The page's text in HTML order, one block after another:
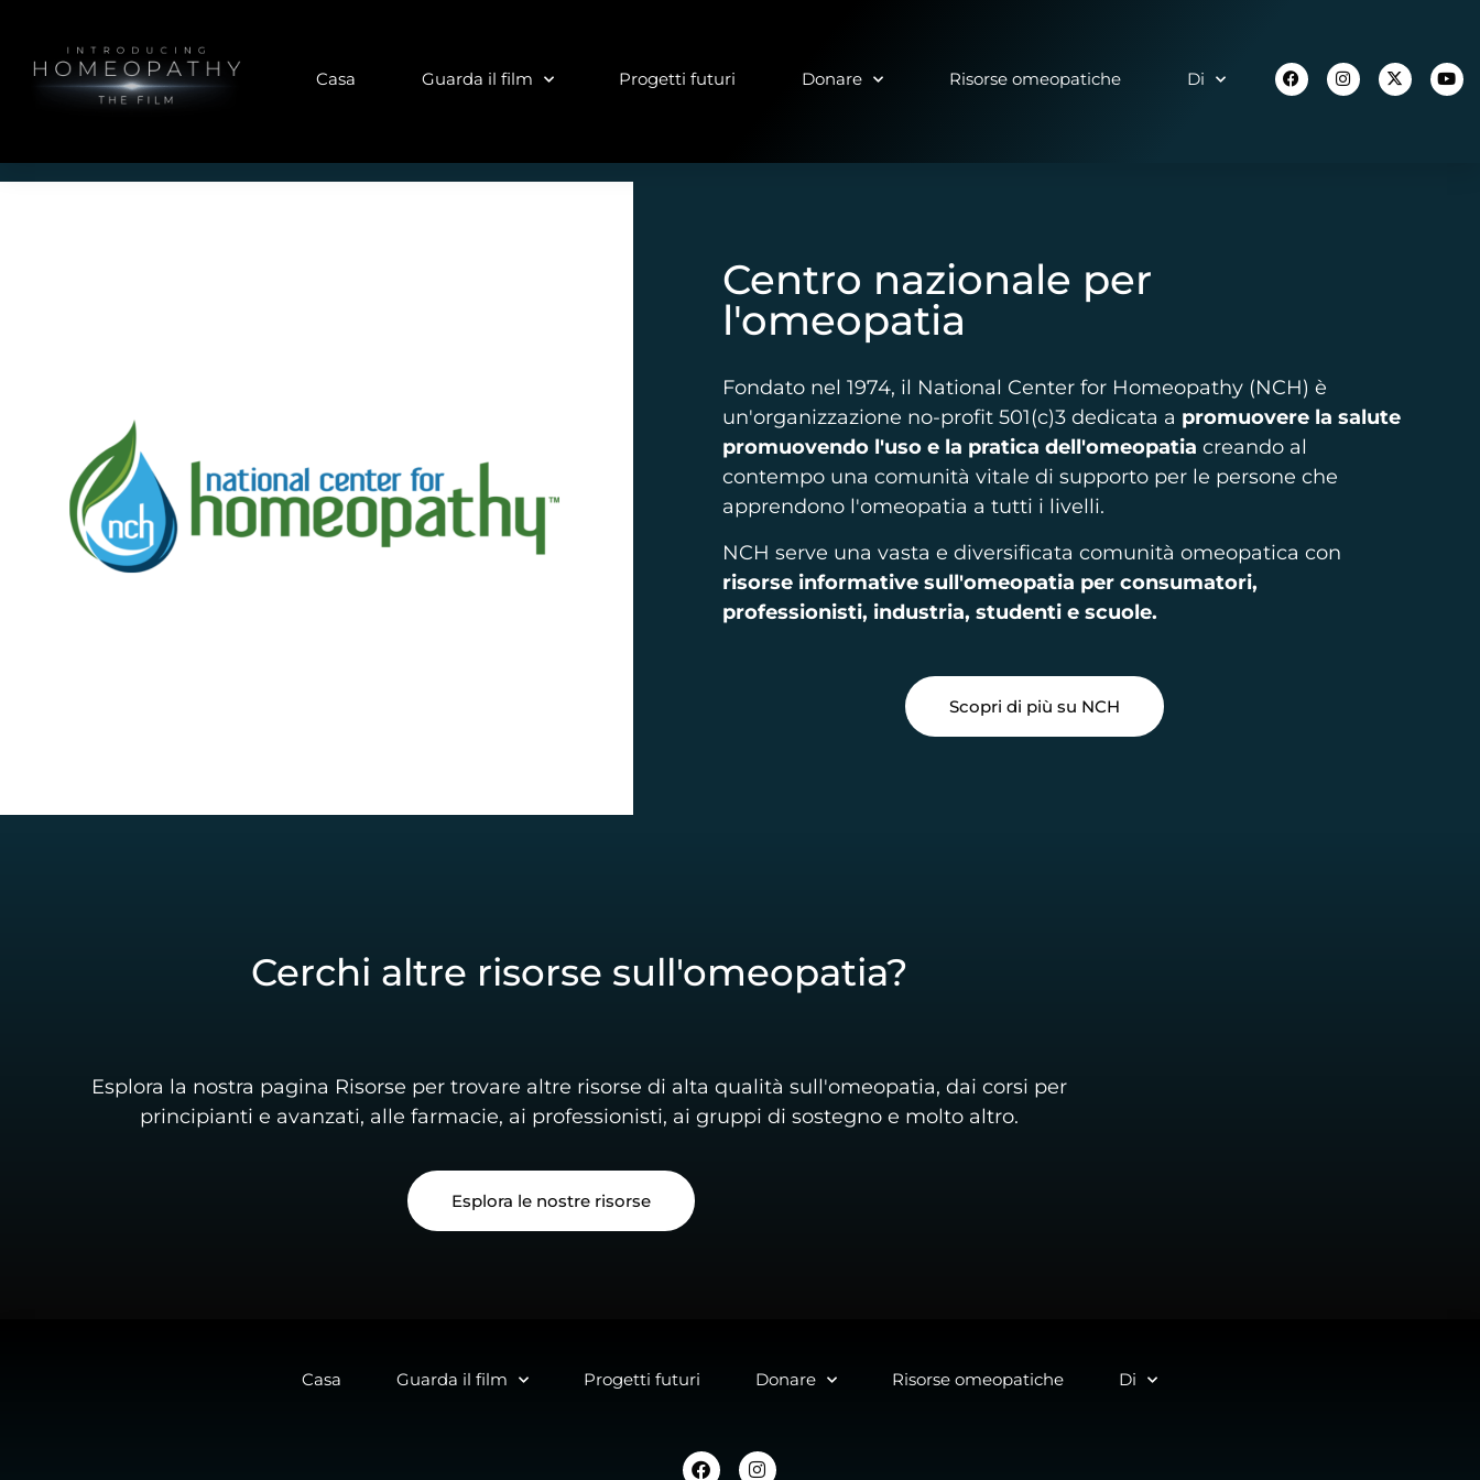
Casa Guarda il film Progetti futuri Donare Risorse omeopatiche Di
Centro nazionale per
l'omeopatia
Fondato nel 1974, il National Center for Homeopathy (NCH) è
un'organizzazione no-profit 501(c)3 dedicata a promuovere la salute
promuovendo l'uso e la pratica dell'omeopatia creando al
contempo una comunità vitale di supporto per le persone che
apprendono l'omeopatia a tutti i livelli.
NCH serve una vasta e diversificata comunità omeopatica con
risorse informative sull'omeopatia per consumatori,
professionisti, industria, studenti e scuole.
Scopri di più su NCH
Cerchi altre risorse sull'omeopatia?
Esplora la nostra pagina Risorse per trovare altre risorse di alta qualità sull'omeopatia, dai corsi per
principianti e avanzati, alle farmacie, ai professionisti, ai gruppi di sostegno e molto altro.
Esplora le nostre risorse
Casa Guarda il film Progetti futuri Donare Risorse omeopatiche Di